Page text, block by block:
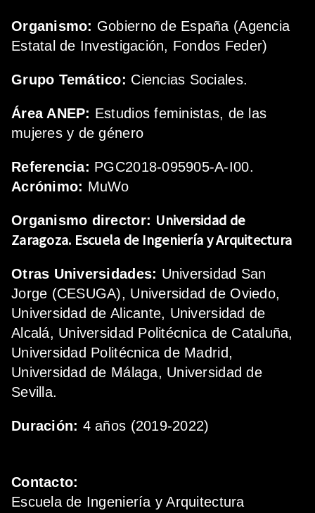
Organismo: Gobierno de España (Agencia
Estatal de Investigación, Fondos Feder)
Grupo Temático: Ciencias Sociales.
Área ANEP: Estudios feministas, de las
mujeres y de género
Referencia: PGC2018-095905-A-I00.
Acrónimo: MuWo
Organismo director: Universidad de
Zaragoza. Escuela de Ingeniería y Arquitectura
Otras Universidades: Universidad San
Jorge (CESUGA), Universidad de Oviedo,
Universidad de Alicante, Universidad de
Alcalá, Universidad Politécnica de Cataluña,
Universidad Politécnica de Madrid,
Universidad de Málaga, Universidad de
Sevilla.
Duración: 4 años (2019-2022)
Contacto:
Escuela de Ingeniería y Arquitectura